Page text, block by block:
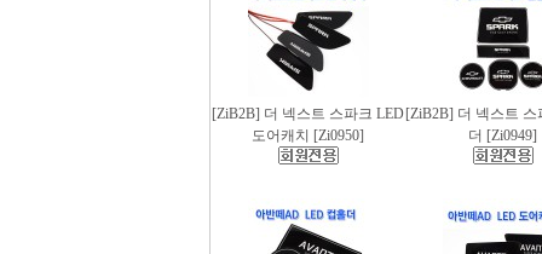
[ZiB2B] 더 넥스트 스파크 LED
도어캐치 [Zi0950]
[ZiB2B] 더 넥스트 스
더 [Zi0949]